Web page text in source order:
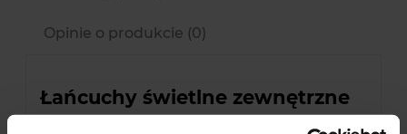
Opinie o produkcie (0)
Łańcuchy świetlne zewnętrzne